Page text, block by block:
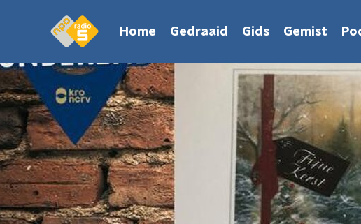
Home Gedraaid Gids Gemist